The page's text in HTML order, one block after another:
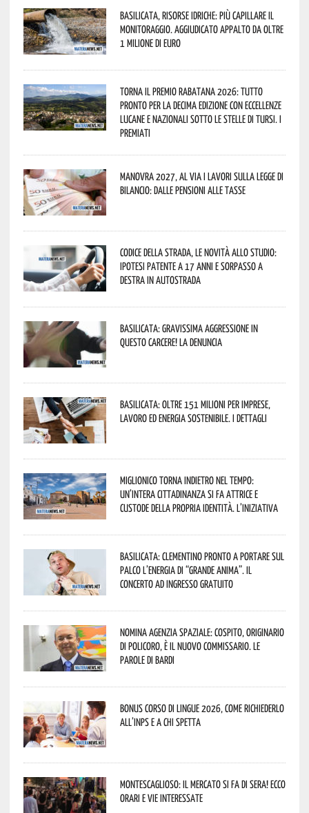
Basilicata, Risorse idriche: più capillare il
monitoraggio. Aggiudicato appalto da oltre
1 milione di euro
Torna il Premio Rabatana 2026: tutto
pronto per la decima edizione con eccellenze
lucane e nazionali sotto le stelle di Tursi. I
premiati
Manovra 2027, al via i lavori sulla Legge di
Bilancio: dalle pensioni alle tasse
Codice della strada, le novità allo studio:
ipotesi patente a 17 anni e sorpasso a
destra in autostrada
Basilicata: gravissima aggressione in
questo Carcere! La denuncia
Basilicata: oltre 151 milioni per imprese,
lavoro ed energia sostenibile. I dettagli
Miglionico torna indietro nel tempo:
un’intera cittadinanza si fa attrice e
custode della propria identità. L’iniziativa
Basilicata: Clementino pronto a portare sul
palco l’energia di “Grande Anima”. Il
concerto ad ingresso gratuito
Nomina Agenzia Spaziale: Cospito, originario
di Policoro, è il nuovo commissario. Le
parole di Bardi
Bonus corso di lingue 2026, come richiederlo
all’INPS e a chi spetta
Montescaglioso: il mercato si fa di sera! Ecco
orari e vie interessate